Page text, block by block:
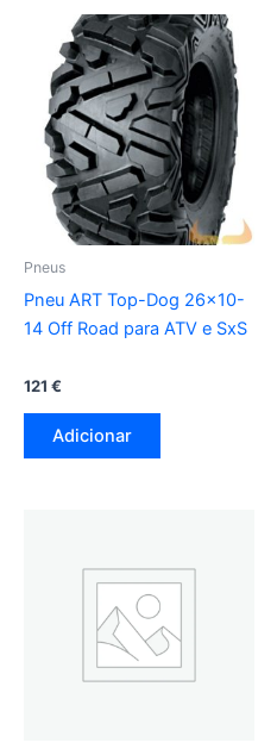
Pneus
Pneu ART Top-Dog 26×10-
14 Off Road para ATV e SxS
121 €
Adicionar